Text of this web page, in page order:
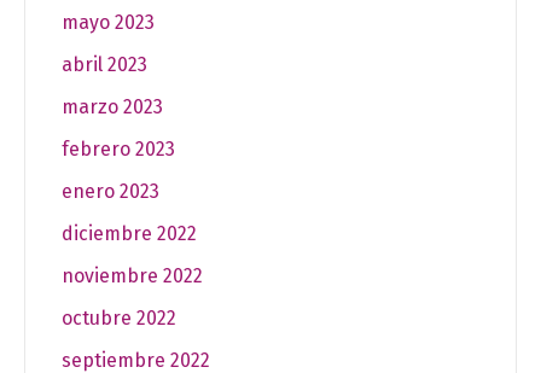
mayo 2023
abril 2023
marzo 2023
febrero 2023
enero 2023
diciembre 2022
noviembre 2022
octubre 2022
septiembre 2022